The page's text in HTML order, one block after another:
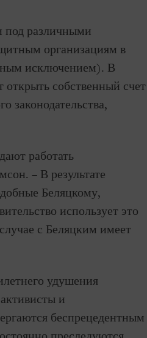
под различными
организациям в
исключением). В
открыть собственный счет
законодательства,
работать
– В результате
Беляцкому,
использует это
с Беляцким имеет
удушения
и
беспрецедентным